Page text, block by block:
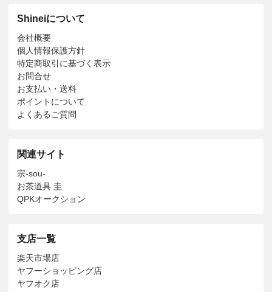
Shineiについて
会社概要
個人情報保護方針
特定商取引に基づく表示
お問合せ
お支払い・送料
ポイントについて
よくあるご質問
関連サイト
宗-sou-
お茶道具 圭
QPKオークション
支店一覧
楽天市場店
ヤフーショッピング店
ヤフオク店